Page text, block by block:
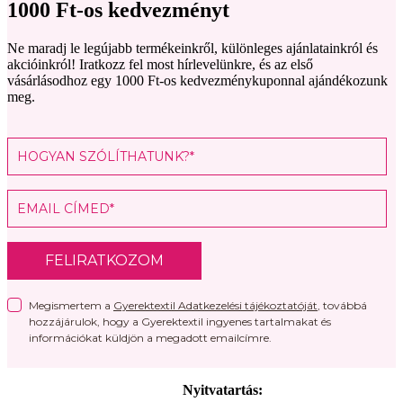
1000 Ft-os kedvezményt
Ne maradj le legújabb termékeinkről, különleges ajánlatainkról és
akcióinkról! Iratkozz fel most hírlevelünkre, és az első
vásárlásodhoz egy 1000 Ft-os kedvezménykuponnal ajándékozunk
meg.
FELIRATKOZOM
Megismertem a Gyerektextil Adatkezelési tájékoztatóját , továbbá
hozzájárulok, hogy a Gyerektextil ingyenes tartalmakat és
információkat küldjön a megadott emailcímre.
Nyitvatartás: